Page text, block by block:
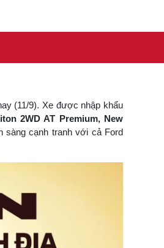
(11/9). Xe được nhập khẩu
2WD AT Premium, New
sàng cạnh tranh với cả Ford